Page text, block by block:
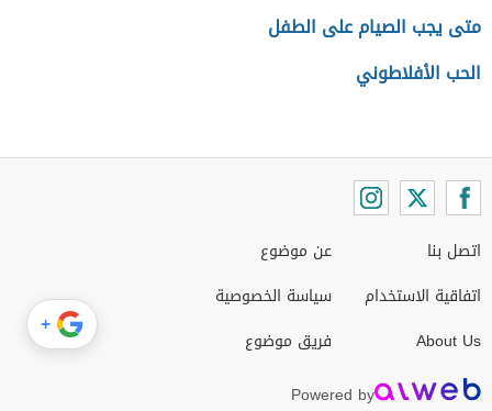
متى يجب الصيام على الطفل
الحب الأفلاطوني
اتصل بنا
اتفاقية الاستخدام
About Us
عن موضوع
سياسة الخصوصية
فريق موضوع
Powered by
+